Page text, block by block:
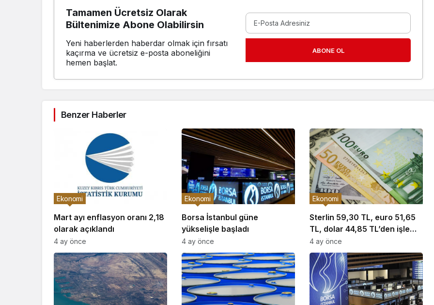
Tamamen Ücretsiz Olarak
Bültenimize Abone Olabilirsin
Yeni haberlerden haberdar olmak için fırsatı
kaçırma ve ücretsiz e-posta aboneliğini
hemen başlat.
ABONE OL
Benzer Haberler
Mart ayı enflasyon oranı 2,18
olarak açıklandı
Ekonomi
4 ay önce
Borsa İstanbul güne
yükselişle başladı
Ekonomi
4 ay önce
Sterlin 59,30 TL, euro 51,65
TL, dolar 44,85 TL’den işlem
görüyor
Ekonomi
4 ay önce